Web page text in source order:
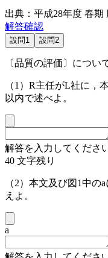
出典：平成28年度 春
解答確認
設問1 設問2
〔品質の評価〕につい
（1）R主任がL社に，
以内で述べよ。
解答を入力してくださ
40 文字残り
（2）本文及び図1中のa
えよ。
a